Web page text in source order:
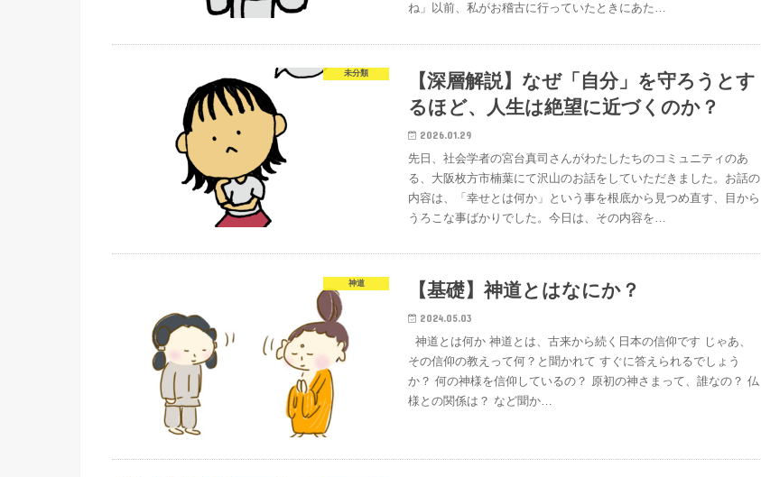
ね」以前、私がお稽古に行っていたときにあた…
未分類
【深層解説】なぜ「自分」を守ろうとす
るほど、人生は絶望に近づくのか？
2026.01.29
先日、社会学者の宮台真司さんがわたしたちのコミュニティのあ
る、大阪枚方市楠葉にて沢山のお話をしていただきました。お話の
内容は、「幸せとは何か」という事を根底から見つめ直す、目から
うろこな事ばかりでした。今日は、その内容を…
神道 【基礎】神道とはなにか？
2024.05.03
神道とは何か 神道とは、古来から続く日本の信仰です じゃあ、
その信仰の教えって何？と聞かれて すぐに答えられるでしょう
か？ 何の神様を信仰しているの？ 原初の神さまって、誰なの？ 仏
様との関係は？ など聞か…